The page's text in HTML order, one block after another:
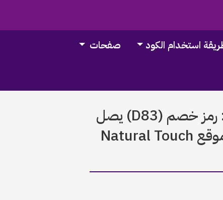
استخدام الكود صفحات
كود خصم ناتشورال تاتش 2026: رمز خصم (D83) يصل
90% فوري وفعال لكل منتجات موقع Natural Touch